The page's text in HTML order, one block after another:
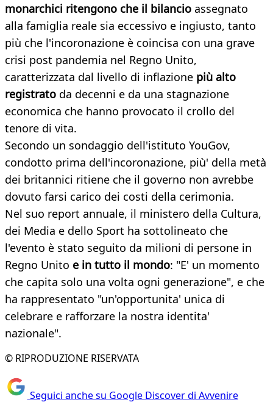
monarchici ritengono che il bilancio assegnato
alla famiglia reale sia eccessivo e ingiusto, tanto
più che l'incoronazione è coincisa con una grave
crisi post pandemia nel Regno Unito,
caratterizzata dal livello di inflazione più alto
registrato da decenni e da una stagnazione
economica che hanno provocato il crollo del
tenore di vita.
Secondo un sondaggio dell'istituto YouGov,
condotto prima dell'incoronazione, più' della metà
dei britannici ritiene che il governo non avrebbe
dovuto farsi carico dei costi della cerimonia.
Nel suo report annuale, il ministero della Cultura,
dei Media e dello Sport ha sottolineato che
l'evento è stato seguito da milioni di persone in
Regno Unito e in tutto il mondo: "E' un momento
che capita solo una volta ogni generazione", e che
ha rappresentato "un'opportunita' unica di
celebrare e rafforzare la nostra identita'
nazionale".
© RIPRODUZIONE RISERVATA
Seguici anche su Google Discover di Avvenire